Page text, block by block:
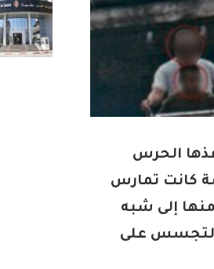
الحرس
كانت تمارس
إلى شبه
والتجسس على